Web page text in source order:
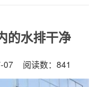
的水排干净
07 阅读数： 841